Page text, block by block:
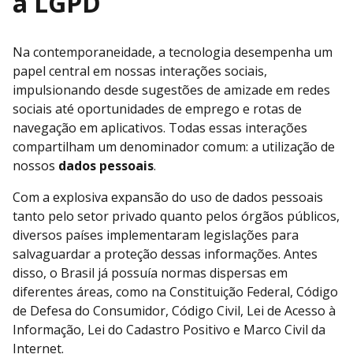
Na contemporaneidade, a tecnologia desempenha um
papel central em nossas interações sociais,
impulsionando desde sugestões de amizade em redes
sociais até oportunidades de emprego e rotas de
navegação em aplicativos. Todas essas interações
compartilham um denominador comum: a utilização de
nossos dados pessoais.
Com a explosiva expansão do uso de dados pessoais
tanto pelo setor privado quanto pelos órgãos públicos,
diversos países implementaram legislações para
salvaguardar a proteção dessas informações. Antes
disso, o Brasil já possuía normas dispersas em
diferentes áreas, como na Constituição Federal, Código
de Defesa do Consumidor, Código Civil, Lei de Acesso à
Informação, Lei do Cadastro Positivo e Marco Civil da
Internet.